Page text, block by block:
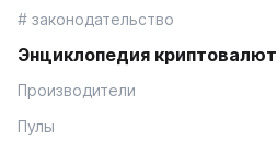
# законодательство
Энциклопедия криптовалют
Производители
Пулы